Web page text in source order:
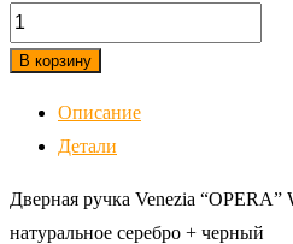
В корзину
Описание
Детали
Дверная ручка Venezia “OPERA”
натуральное серебро + черный